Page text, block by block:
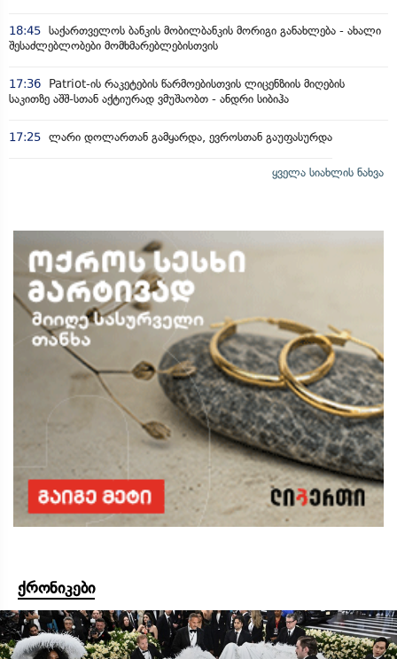
18:45 საქართველოს ბანკის მობილბანკის მორიგი განახლება - ახალი
შესაძლებლობები მომხმარებლებისთვის
17:36
Patriot-ის რაკეტების წარმოებისთვის ლიცენზიის მიღების
საკითზე აშშ-სთან აქტიურად ვმუშაობთ - ანდრი სიბიჰა
17:25 ლარი დოლართან გამყარდა, ევროსთან გაუფასურდა
ყველა სიახლის ნახვა
ქრონიკები